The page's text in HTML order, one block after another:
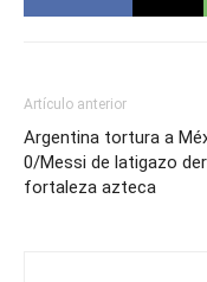
Artículo anterior
Argentina tortura a
0/Messi de latigazo
fortaleza azteca